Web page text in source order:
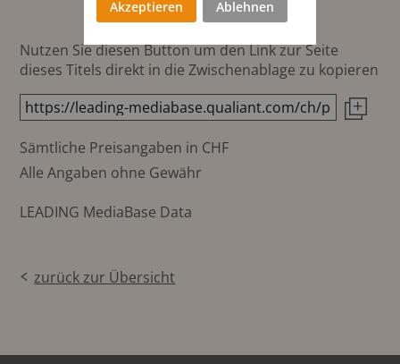
Nutzen Sie diesen Button um den Link zur Seite
dieses Titels direkt in die Zwischenablage zu kopieren
Sämtliche Preisangaben in CHF
Alle Angaben ohne Gewähr
LEADING MediaBase Data
zurück zur Übersicht
Akzeptieren Ablehnen